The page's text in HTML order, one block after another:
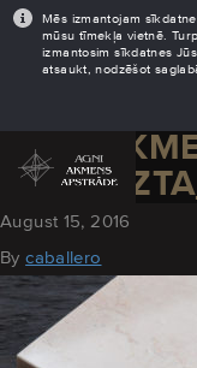
Mēs izmantojam
mūsu tīmekļa vietnē.
izmantosim sīkdatnes
atsaukt, nodzēšot
AGNI-
August 15, 2016
Bycaballero